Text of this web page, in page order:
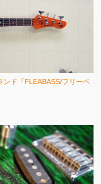
ンド『FLEABASS/フリーベ